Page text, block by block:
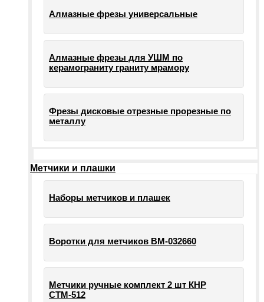
Алмазные фрезы универсальные
Алмазные фрезы для УШМ по
керамограниту граниту мрамору
Фрезы дисковые отрезные прорезные по
металлу
Метчики и плашки
Наборы метчиков и плашек
Воротки для метчиков ВМ-032660
Метчики ручные комплект 2 шт КНР
СТМ-512